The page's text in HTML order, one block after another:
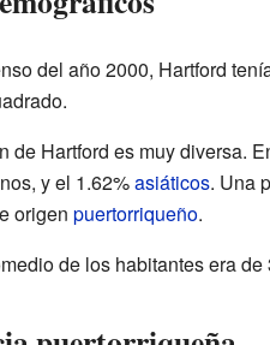
del año 2000, Hartford
de Hartford es muy diversa.
y el 1.62%asiáticos. Una
origen puertorriqueño.
de los habitantes era